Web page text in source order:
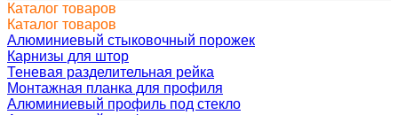
Каталог товаров
Каталог товаров
Алюминиевый стыковочный порожек
Карнизы для штор
Теневая разделительная рейка
Монтажная планка для профиля
Алюминиевый профиль под стекло